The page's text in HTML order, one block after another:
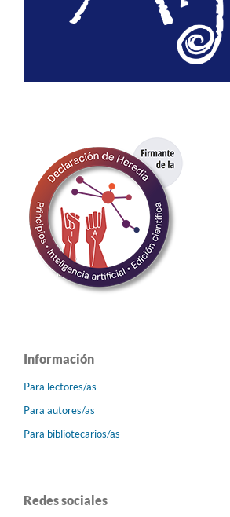
Información
Para lectores/as
Para autores/as
Para bibliotecarios/as
Redes sociales